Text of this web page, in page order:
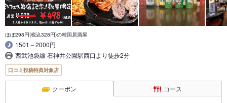
ほぼ298円(税込328円)の韓国居酒屋
1501～2000円
西武池袋線 石神井公園駅西口より徒歩2分
口コミ投稿特典対象店
クーポン コース